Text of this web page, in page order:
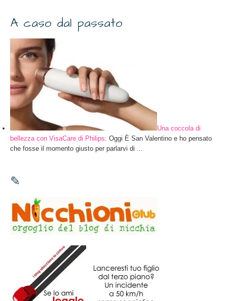
A caso dal passato
Una coccola di
bellezza con VisaCare di Philips: Oggi È San Valentino e ho pensato
che fosse il momento giusto per parlarvi di ...
✎